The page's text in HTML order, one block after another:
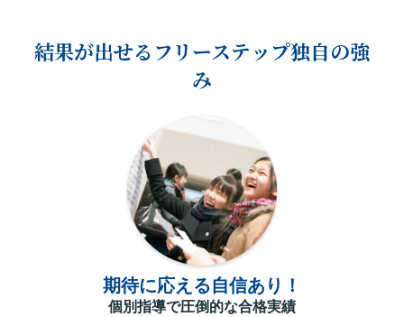
結果が出せるフリーステップ独自の強
み
期待に応える自信あり！
個別指導で圧倒的な合格実績